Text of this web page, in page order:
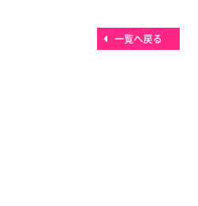
一覧へ戻る